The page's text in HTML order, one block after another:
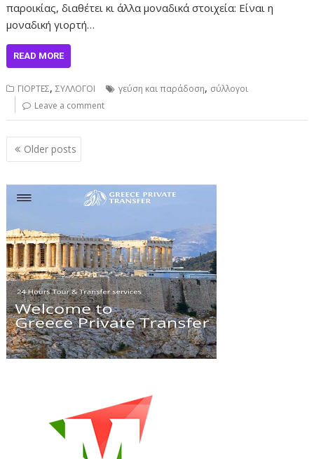
παροικίας, διαθέτει κι άλλα μοναδικά στοιχεία: Είναι η
μοναδική γιορτή…
READ MORE
ΓΙΟΡΤΕΣ,ΣΥΛΛΟΓΟΙ γεύση και παράδοση, σύλλογοι
Leave a comment
Posts
navigation
Older posts